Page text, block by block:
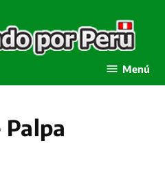
Menú
Palpa